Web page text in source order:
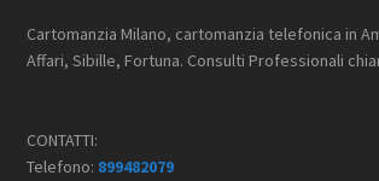
Cartomanzia Milano, cartomanzia telefonica in
Affari, Sibille, Fortuna. Consulti Professionali
CONTATTI:
Telefono: 899482079